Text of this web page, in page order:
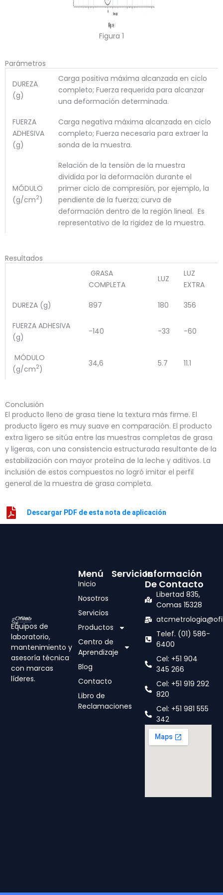
Figura 1
Parámetros
DUREZA
(g)
Carga positiva máxima alcanzada en ciclo
completo; Fuerza requerida para alcanzar
una deformación determinada.
FUERZA
ADHESIVA
(g)
Carga negativa máxima alcanzada en ciclo
completo; Fuerza necesaria para extraer la
sonda de la muestra.
MÓDULO
(g/cm2)
Relación de la tensión de la muestra
dividida por la deformación durante el
primer ciclo de compresión, por ejemplo, la
pendiente de la fuerza; curva de
deformación dentro de la región lineal. Es
representativo de la rigidez de la muestra.
Resultados
GRASA
COMPLETA
LUZ
LUZ
EXTRA
DUREZA (g) 897 180 356
FUERZA ADHESIVA
(g)
-140 -33 -60
MÓDULO
(g/cm2)
34,6 5.7 11.1
Conclusión
El producto lleno de grasa tiene la textura más firme. El
producto ligero es muy suave en comparación. El producto
extra ligero se sitúa entre las muestras completas de grasa
y ligeras, con una consistencia estructurada resultante de la
estabilización con mayor proteína de la leche y aditivos. La
inclusión de estos compuestos no logró imitar el perfil
general de la muestra de grasa completa.
Descargar PDF de esta nota de aplicación
Equipos de
laboratorio,
mantenimiento y
asesoría técnica
con marcas
líderes.
Servicios
Menú
Inicio
Nosotros
Servicios
Productos
Centro de
Aprendizaje
Blog
Contacto
Libro de
Reclamaciones
Información
De Contacto
Libertad 835,
Comas 15328
Telef. (01) 586-
6400
Cel: +51 904
345 266
Cel: +51 919 292
820
Cel: +51 981 555
342